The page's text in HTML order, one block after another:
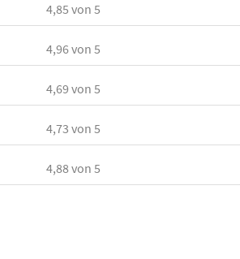
4,85 von 5
4,96von 5
4,69 von 5
4,73 von 5
4,88von 5